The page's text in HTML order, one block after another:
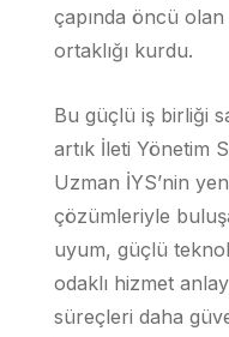
çapında öncü
ortaklığı kurdu.
Bu güçlü iş birliği
artık İleti Yönetim
Uzman İYS’nin
çözümleriyle
uyum, güçlü
odaklı hizmet
süreçleri daha